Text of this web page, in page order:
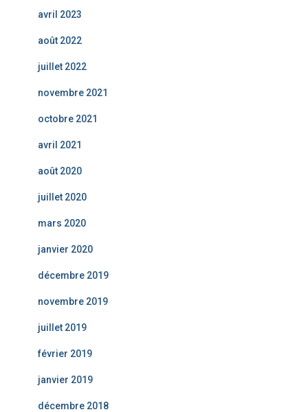
avril 2023
août 2022
juillet 2022
novembre 2021
octobre 2021
avril 2021
août 2020
juillet 2020
mars 2020
janvier 2020
décembre 2019
novembre 2019
juillet 2019
février 2019
janvier 2019
décembre 2018